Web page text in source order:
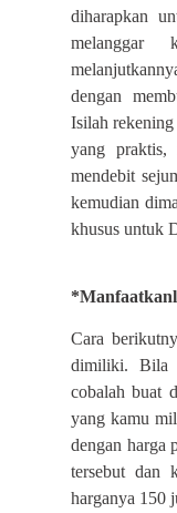
diharapkan
melanggar
dengan
Isilah
yang praktis,
mendebit
kemudian
khusus untuk
Cara
dimiliki. Bila
cobalah buat
yang kamu
dengan harga
tersebut dan
harganya 150